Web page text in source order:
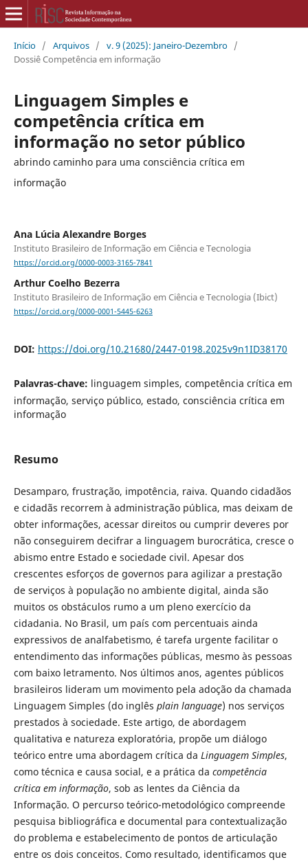
Início / Arquivos / v. 9 (2025): Janeiro-Dezembro /
Dossiê Competência em informação
Linguagem Simples e
competência crítica em
informação no setor público
abrindo caminho para uma consciência crítica em
informação
Ana Lúcia Alexandre Borges
Instituto Brasileiro de Informação em Ciência e Tecnologia
https://orcid.org/0000-0003-3165-7841
Arthur Coelho Bezerra
Instituto Brasileiro de Informação em Ciência e Tecnologia (Ibict)
https://orcid.org/0000-0001-5445-6263
DOI: https://doi.org/10.21680/2447-0198.2025v9n1ID38170
Palavras-chave: linguagem simples, competência crítica em
informação, serviço público, estado, consciência crítica em
informação
Resumo
Desamparo, frustração, impotência, raiva. Quando cidadãos
e cidadãs recorrem à administração pública, mas deixam de
obter informações, acessar direitos ou cumprir deveres por
não conseguirem decifrar a linguagem burocrática, cresce o
abismo entre Estado e sociedade civil. Apesar dos
crescentes esforços de governos para agilizar a prestação
de serviços à população no ambiente digital, ainda são
muitos os obstáculos rumo a um pleno exercício da
cidadania. No Brasil, um país com percentuais ainda
expressivos de analfabetismo, é tarefa urgente facilitar o
entendimento das informações públicas, mesmo às pessoas
com baixo letramento. Nos últimos anos, agentes públicos
brasileiros lideram um movimento pela adoção da chamada
Linguagem Simples (do inglês plain language) nos serviços
prestados à sociedade. Este artigo, de abordagem
qualitativa e natureza exploratória, propõe um diálogo
teórico entre uma abordagem crítica da Linguagem Simples,
como técnica e causa social, e a prática da competência
crítica em informação, sob as lentes da Ciência da
Informação. O percurso teórico-metodológico compreende
pesquisa bibliográfica e documental para contextualização
do problema e estabelecimento de pontos de articulação
entre os dois conceitos. Como resultado, identificamos que